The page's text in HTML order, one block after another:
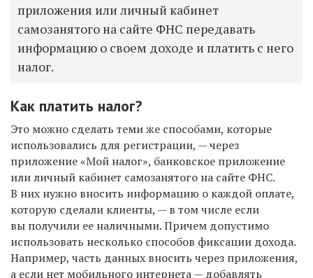
приложения или личный кабинет
самозанятого на сайте ФНС передавать
информацию о своем доходе и платить с него
налог.
Как платить налог?
Это можно сделать теми же способами, которые
использовались для регистрации, — через
приложение «Мой налог», банковское приложение
или личный кабинет самозанятого на сайте ФНС.
В них нужно вносить информацию о каждой оплате,
которую сделали клиенты, — в том числе если
вы получили ее наличными. Причем допустимо
использовать несколько способов фиксации дохода.
Например, часть данных вносить через приложения,
а если нет мобильного интернета — добавлять